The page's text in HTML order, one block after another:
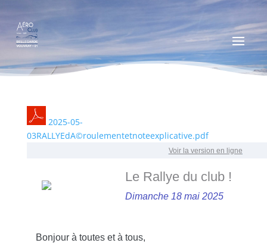
2025-05-
03RALLYEdA©roulementetnoteexplicative.pdf
Voir la version en ligne
Le Rallye du club !
Dimanche 18 mai 2025
Bonjour à toutes et à tous,